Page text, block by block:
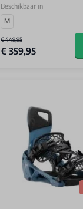
Beschikbaar in
M
€ 449,95
€ 359,95